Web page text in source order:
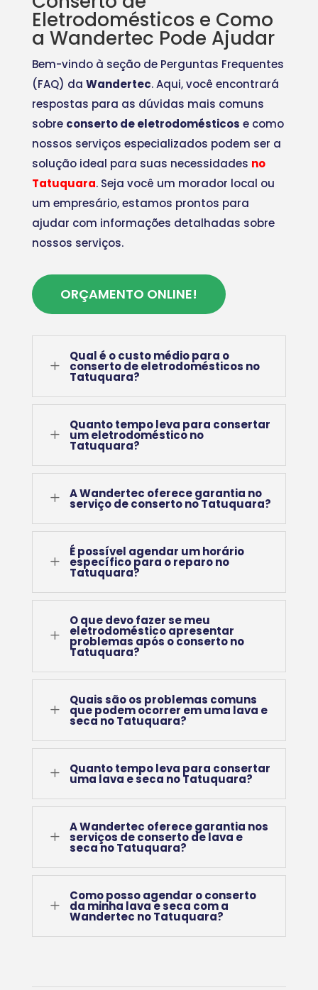
Eletrodomésticos e Como
a Wandertec Pode Ajudar
Bem-vindo à seção de Perguntas Frequentes
(FAQ) da Wandertec. Aqui, você encontrará
respostas para as dúvidas mais comuns
sobre conserto de eletrodomésticos e como
nossos serviços especializados podem ser a
solução ideal para suas necessidades no
Tatuquara. Seja você um morador local ou
um empresário, estamos prontos para
ajudar com informações detalhadas sobre
nossos serviços.
ORÇAMENTO ONLINE!
L
Qual é o custo médio para o
conserto de eletrodomésticos no
Tatuquara?
L
Quanto tempo leva para consertar
um eletrodoméstico no
Tatuquara?
L A Wandertec oferece garantia no
serviço de conserto no Tatuquara?
L
É possível agendar um horário
específico para o reparo no
Tatuquara?
L
O que devo fazer se meu
eletrodoméstico apresentar
problemas após o conserto no
Tatuquara?
L
Quais são os problemas comuns
que podem ocorrer em uma lava e
seca no Tatuquara?
L Quanto tempo leva para consertar
uma lava e seca no Tatuquara?
L
A Wandertec oferece garantia nos
serviços de conserto de lava e
seca no Tatuquara?
L
Como posso agendar o conserto
da minha lava e seca com a
Wandertec no Tatuquara?